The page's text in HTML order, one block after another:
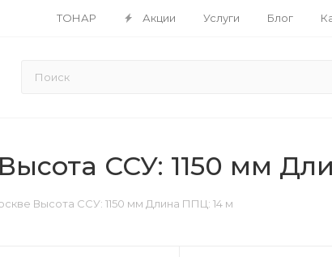
ТОНАР Акции Услуги Блог
ССУ: 1150 мм
Высота ССУ: 1150 мм Длина ППЦ: 14 м